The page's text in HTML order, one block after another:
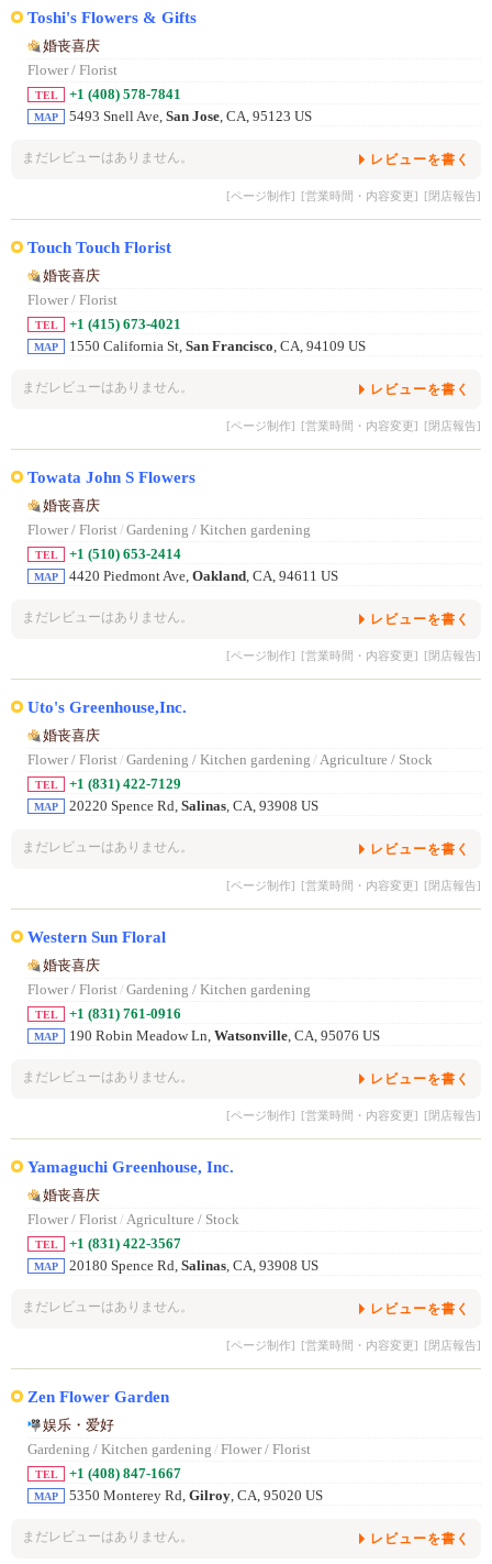
Toshi's Flowers & Gifts
婚丧喜庆
Flower / Florist
TEL +1 (408) 578-7841
MAP 5493 Snell Ave, San Jose , CA, 95123 US
まだレビューはありません。 レビューを書く
[ページ制作] [営業時間・内容変更] [閉店報告]
Touch Touch Florist
婚丧喜庆
Flower / Florist
TEL +1 (415) 673-4021
MAP 1550 California St, San Francisco , CA, 94109 US
まだレビューはありません。 レビューを書く
[ページ制作] [営業時間・内容変更] [閉店報告]
Towata John S Flowers
婚丧喜庆
Flower / Florist / Gardening / Kitchen gardening
TEL +1 (510) 653-2414
MAP 4420 Piedmont Ave, Oakland , CA, 94611 US
まだレビューはありません。 レビューを書く
[ページ制作] [営業時間・内容変更] [閉店報告]
Uto's Greenhouse,Inc.
婚丧喜庆
Flower / Florist / Gardening / Kitchen gardening / Agriculture / Stock
TEL +1 (831) 422-7129
MAP 20220 Spence Rd, Salinas , CA, 93908 US
まだレビューはありません。 レビューを書く
[ページ制作] [営業時間・内容変更] [閉店報告]
Western Sun Floral
婚丧喜庆
Flower / Florist / Gardening / Kitchen gardening
TEL +1 (831) 761-0916
MAP 190 Robin Meadow Ln, Watsonville , CA, 95076 US
まだレビューはありません。 レビューを書く
[ページ制作] [営業時間・内容変更] [閉店報告]
Yamaguchi Greenhouse, Inc.
婚丧喜庆
Flower / Florist / Agriculture / Stock
TEL +1 (831) 422-3567
MAP 20180 Spence Rd, Salinas , CA, 93908 US
まだレビューはありません。 レビューを書く
[ページ制作] [営業時間・内容変更] [閉店報告]
Zen Flower Garden
娱乐・爱好
Gardening / Kitchen gardening / Flower / Florist
TEL +1 (408) 847-1667
MAP 5350 Monterey Rd, Gilroy , CA, 95020 US
まだレビューはありません。 レビューを書く